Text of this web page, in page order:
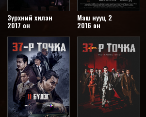
Зүрхний хилэн
2017 он
Маш нууц 2
2016 он